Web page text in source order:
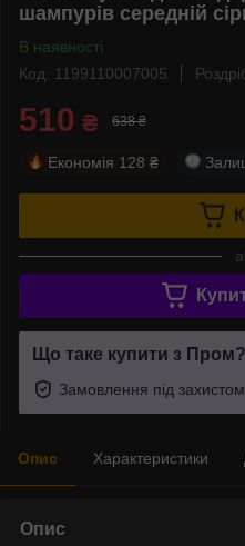
шампурів середній
В наявності
Код: 1199110007005
510 ₴ 638 ₴
Економія 128 ₴
Що таке купити з Пром?
Замовлення під захистом
Опис Характеристики
Опис